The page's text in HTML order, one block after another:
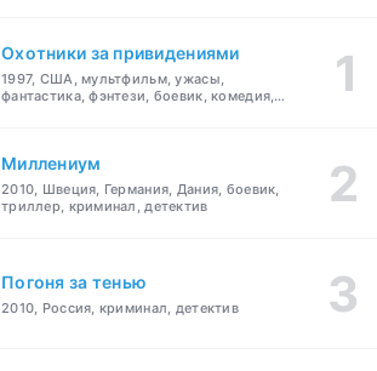
Охотники за привидениями
1997, США, мультфильм, ужасы,
фантастика, фэнтези, боевик, комедия,
Миллениум
2010, Швеция, Германия, Дания, боевик,
триллер, криминал, детектив
Погоня за тенью
2010, Россия, криминал, детектив